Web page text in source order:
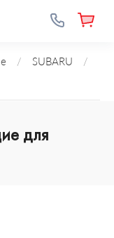
/ SUBARU
/
для